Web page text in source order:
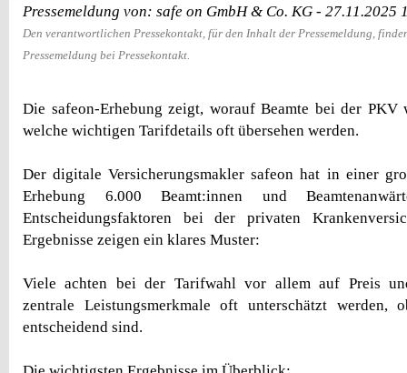
Pressemeldung von: safe on GmbH & Co. KG - 27.11.2025
Den verantwortlichen Pressekontakt, für den Inhalt der Pressemeldung,
Pressemeldung bei Pressekontakt.
Die safeon-Erhebung zeigt, worauf Beamte bei der
welche wichtigen Tarifdetails oft übersehen werden.
Der digitale Versicherungsmakler safeon hat in einer
Erhebung 6.000 Beamt:innen und
Entscheidungsfaktoren bei der privaten
Ergebnisse zeigen ein klares Muster:
Viele achten bei der Tarifwahl vor allem auf Preis
zentrale Leistungsmerkmale oft unterschätzt
entscheidend sind.